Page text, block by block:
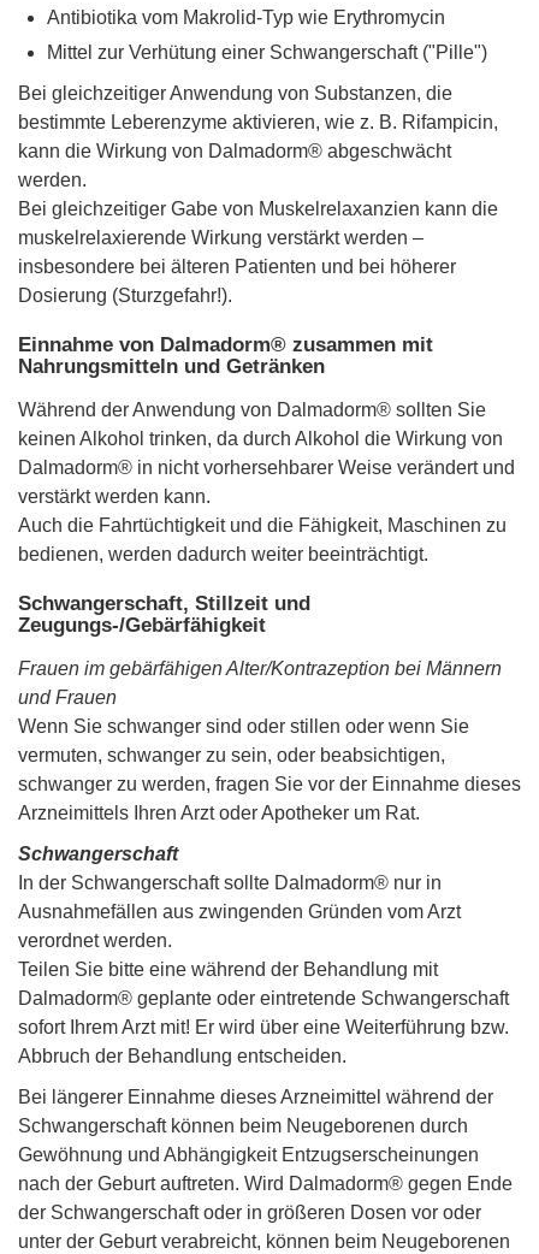
Antibiotika vom Makrolid-Typ wie Erythromycin
Mittel zur Verhütung einer Schwangerschaft ("Pille")
Bei gleichzeitiger Anwendung von Substanzen, die
bestimmte Leberenzyme aktivieren, wie z. B. Rifampicin,
kann die Wirkung von Dalmadorm® abgeschwächt
werden.
Bei gleichzeitiger Gabe von Muskelrelaxanzien kann die
muskelrelaxierende Wirkung verstärkt werden –
insbesondere bei älteren Patienten und bei höherer
Dosierung (Sturzgefahr!).
Einnahme von Dalmadorm® zusammen mit
Nahrungsmitteln und Getränken
Während der Anwendung von Dalmadorm® sollten Sie
keinen Alkohol trinken, da durch Alkohol die Wirkung von
Dalmadorm® in nicht vorhersehbarer Weise verändert und
verstärkt werden kann.
Auch die Fahrtüchtigkeit und die Fähigkeit, Maschinen zu
bedienen, werden dadurch weiter beeinträchtigt.
Schwangerschaft, Stillzeit und
Zeugungs-/Gebärfähigkeit
Frauen im gebärfähigen Alter/Kontrazeption bei Männern
und Frauen
Wenn Sie schwanger sind oder stillen oder wenn Sie
vermuten, schwanger zu sein, oder beabsichtigen,
schwanger zu werden, fragen Sie vor der Einnahme dieses
Arzneimittels Ihren Arzt oder Apotheker um Rat.
Schwangerschaft
In der Schwangerschaft sollte Dalmadorm® nur in
Ausnahmefällen aus zwingenden Gründen vom Arzt
verordnet werden.
Teilen Sie bitte eine während der Behandlung mit
Dalmadorm® geplante oder eintretende Schwangerschaft
sofort Ihrem Arzt mit! Er wird über eine Weiterführung bzw.
Abbruch der Behandlung entscheiden.
Bei längerer Einnahme dieses Arzneimittel während der
Schwangerschaft können beim Neugeborenen durch
Gewöhnung und Abhängigkeit Entzugserscheinungen
nach der Geburt auftreten. Wird Dalmadorm® gegen Ende
der Schwangerschaft oder in größeren Dosen vor oder
unter der Geburt verabreicht, können beim Neugeborenen